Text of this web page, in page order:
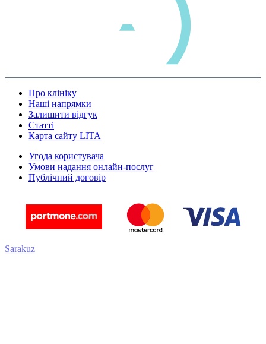
Про клініку
Наші напрямки
Залишити відгук
Статті
Карта сайту LITA
Угода користувача
Умови надання онлайн-послуг
Публічний договір
Sarakuz